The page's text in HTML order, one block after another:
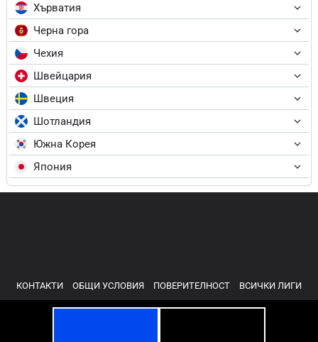
Хърватия
Черна гора
Чехия
Швейцария
Швеция
Шотландия
Южна Корея
Япония
КОНТАКТИ ОБЩИ УСЛОВИЯ ПОВЕРИТЕЛНОСТ ВСИЧКИ ЛИГИ